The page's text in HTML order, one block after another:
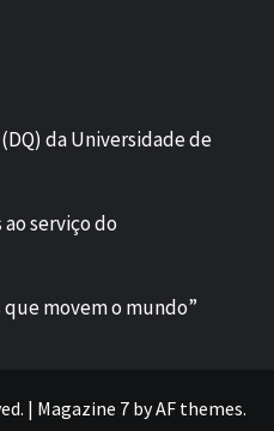
da Universidade de
ao serviço do
movem o mundo”
| Magazine 7by AF themes.